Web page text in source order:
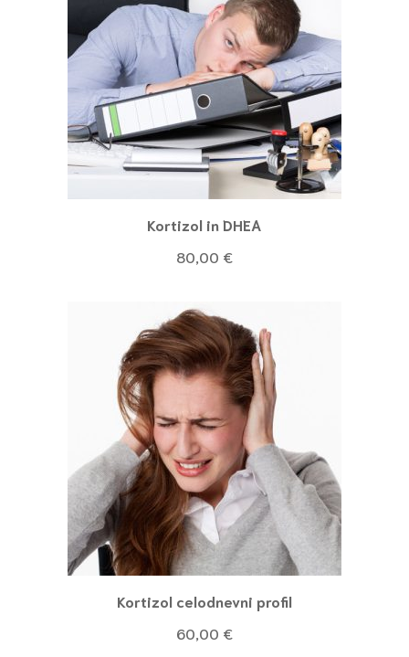
Kortizol in DHEA
80,00 €
Kortizol celodnevni profil
60,00 €